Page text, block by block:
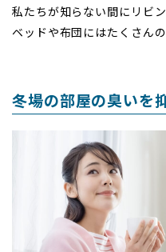
私たちが知らない間にリビ
ベッドや布団にはたくさん
冬場の部屋の臭いを